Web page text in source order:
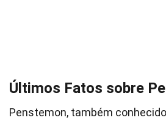
Últimos Fatos sobre
Penstemon, também